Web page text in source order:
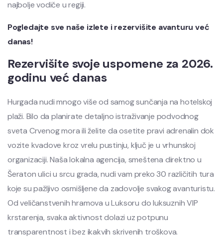
najbolje vodiče u regiji.
Pogledajte sve naše izlete i rezervišite avanturu već
danas!
Rezervišite svoje uspomene za 2026.
godinu već danas
Hurgada nudi mnogo više od samog sunčanja na hotelskoj
plaži. Bilo da planirate detaljno istraživanje podvodnog
sveta Crvenog mora ili želite da osetite pravi adrenalin dok
vozite kvadove kroz vrelu pustinju, ključ je u vrhunskoj
organizaciji. Naša lokalna agencija, smeštena direktno u
Šeraton ulici u srcu grada, nudi vam preko 30 različitih tura
koje su pažljivo osmišljene da zadovolje svakog avanturistu.
Od veličanstvenih hramova u Luksoru do luksuznih VIP
krstarenja, svaka aktivnost dolazi uz potpunu
transparentnost i bez ikakvih skrivenih troškova.